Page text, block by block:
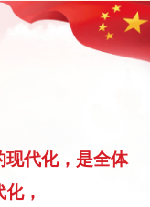
现代化，是全体
，